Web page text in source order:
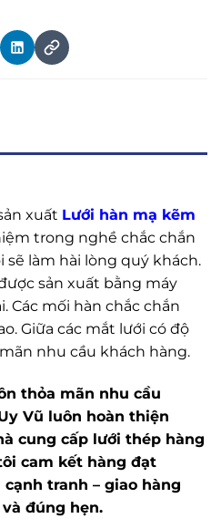
xuất Lưới hàn mạ kẽm
trong nghề chắc chắn
làm hài lòng quý khách.
sản xuất bằng máy
Các mối hàn chắc chắn
Giữa các mắt lưới có độ
nhu cầu khách hàng.
thỏa mãn nhu cầu
Vũ luôn hoàn thiện
cung cấp lưới thép hàng
cam kết hàng đạt
tranh – giao hàng
đúng hẹn.